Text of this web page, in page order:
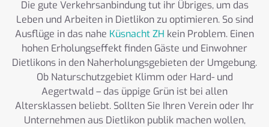
Die gute Verkehrsanbindung tut ihr Übriges, um das
Leben und Arbeiten in Dietlikon zu optimieren. So sind
Ausflüge in das nahe Küsnacht ZH kein Problem. Einen
hohen Erholungseffekt finden Gäste und Einwohner
Dietlikons in den Naherholungsgebieten der Umgebung.
Ob Naturschutzgebiet Klimm oder Hard- und
Aegertwald – das üppige Grün ist bei allen
Altersklassen beliebt. Sollten Sie Ihren Verein oder Ihr
Unternehmen aus Dietlikon publik machen wollen,